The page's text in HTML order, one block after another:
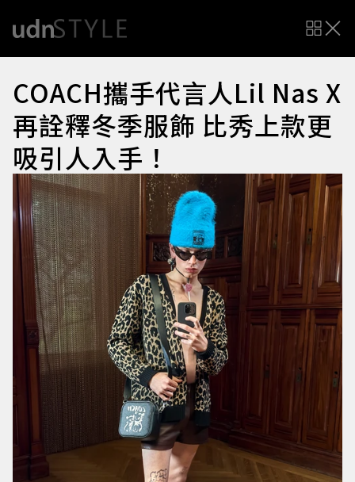
COACH攜手代言人Lil Nas X
再詮釋冬季服飾 比秀上款更
吸引人入手！